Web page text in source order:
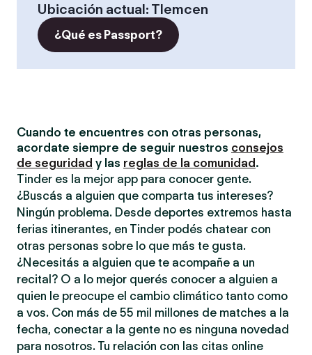
Ubicación actual: Tlemcen
¿Qué es Passport?
Cuando te encuentres con otras personas,
acordate siempre de seguir nuestros consejos
de seguridad y las reglas de la comunidad .
Tinder es la mejor app para conocer gente.
¿Buscás a alguien que comparta tus intereses?
Ningún problema. Desde deportes extremos hasta
ferias itinerantes, en Tinder podés chatear con
otras personas sobre lo que más te gusta.
¿Necesitás a alguien que te acompañe a un
recital? O a lo mejor querés conocer a alguien a
quien le preocupe el cambio climático tanto como
a vos. Con más de 55 mil millones de matches a la
fecha, conectar a la gente no es ninguna novedad
para nosotros. Tu relación con las citas online